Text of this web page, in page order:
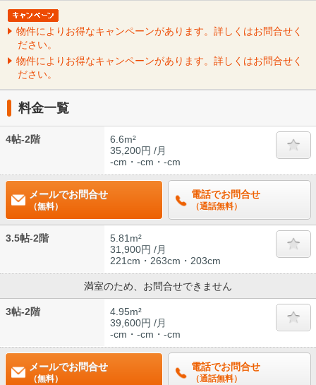
物件によりお得なキャンペーンがあります。詳しくはお問合せく
ださい。
物件によりお得なキャンペーンがあります。詳しくはお問合せく
ださい。
料金一覧
4帖-2階
6.6m²
35,200円 /月
-cm・-cm・-cm
メールでお問合せ
（無料）
電話でお問合せ
（通話無料）
3.5帖-2階
5.81m²
31,900円 /月
221cm・263cm・203cm
満室のため、お問合せできません
3帖-2階
4.95m²
39,600円 /月
-cm・-cm・-cm
メールでお問合せ
（無料）
電話でお問合せ
（通話無料）